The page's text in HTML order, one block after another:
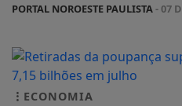
PORTAL NOROESTE PAULISTA- 07
ECONOMIA